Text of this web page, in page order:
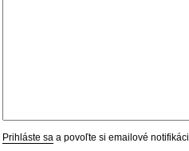
Prihláste sa a povoľte si emailové